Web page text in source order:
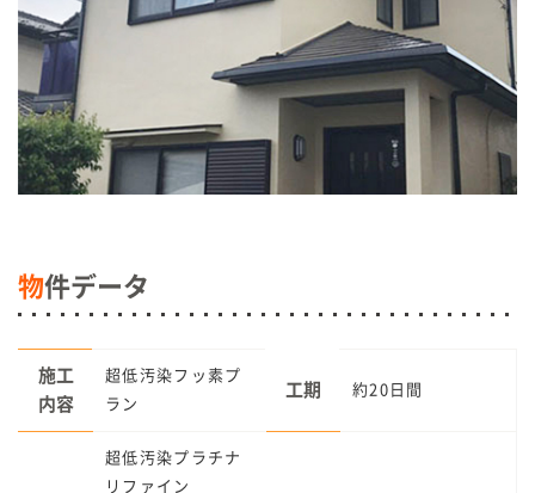
物件データ
施工
内容
超低汚染フッ素プ
ラン
工期 約20日間
超低汚染プラチナ
リファイン